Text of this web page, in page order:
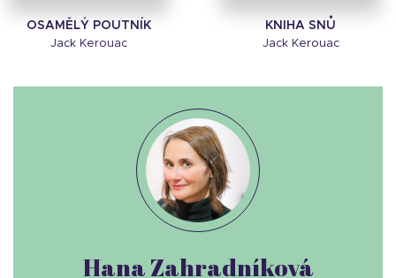
OSAMĚLÝ POUTNÍK
Jack Kerouac
KNIHA SNŮ
Jack Kerouac
Hana Zahradníková